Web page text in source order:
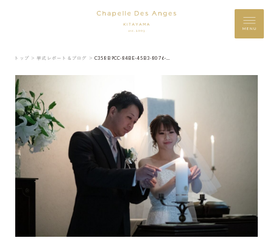
MENU
トップ ＞ 挙式レポート＆ブログ ＞